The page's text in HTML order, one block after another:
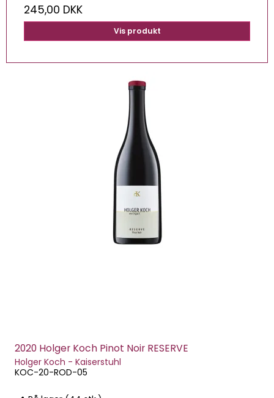
245,00 DKK
Vis produkt
2020 Holger Koch Pinot Noir RESERVE
Holger Koch - Kaiserstuhl
KOC-20-ROD-05